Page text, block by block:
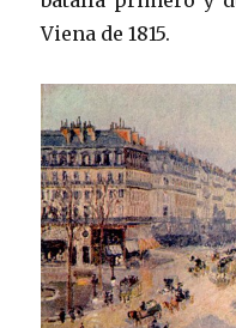
Viena de 1815.